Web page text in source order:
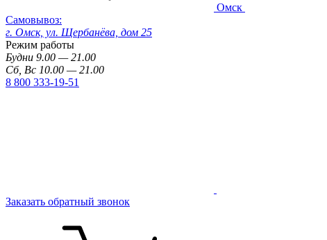
Омск
Самовывоз:
г. Омск, ул. Щербанёва, дом 25
Режим работы
Будни 9.00 — 21.00
Сб, Вс 10.00 — 21.00
8 800 333-19-51
Заказать обратный звонок